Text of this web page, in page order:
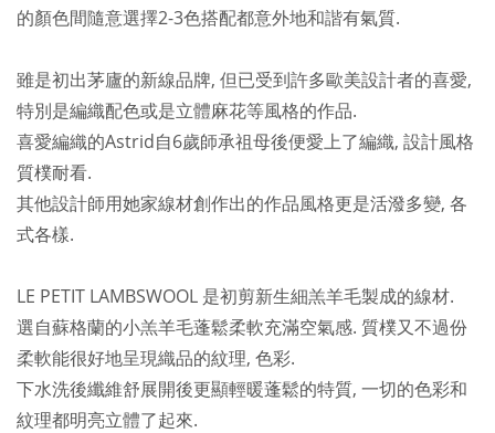
的顏色間隨意選擇2-3色搭配都意外地和諧有氣質.
雖是初出茅廬的新線品牌, 但已受到許多歐美設計者的喜愛,
特別是編織配色或是立體麻花等風格的作品.
喜愛編織的Astrid自6歲師承祖母後便愛上了編織, 設計風格
質樸耐看.
其他設計師用她家線材創作出的作品風格更是活潑多變, 各
式各樣.
LE PETIT LAMBSWOOL 是初剪新生細羔羊毛製成的線材.
選自蘇格蘭的小羔羊毛蓬鬆柔軟充滿空氣感. 質樸又不過份
柔軟能很好地呈現織品的紋理, 色彩.
下水洗後纖維舒展開後更顯輕暖蓬鬆的特質, 一切的色彩和
紋理都明亮立體了起來.